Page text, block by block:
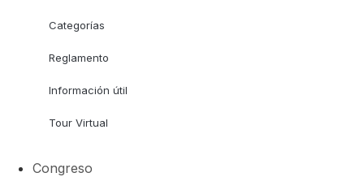
Categorías
Reglamento
Información útil
Tour Virtual
Congreso